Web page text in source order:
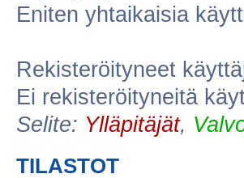
Eniten yhtaikaisia
Rekisteröityneet
Ei rekisteröityneitä
Selite: Ylläpitäjät,
TILASTOT